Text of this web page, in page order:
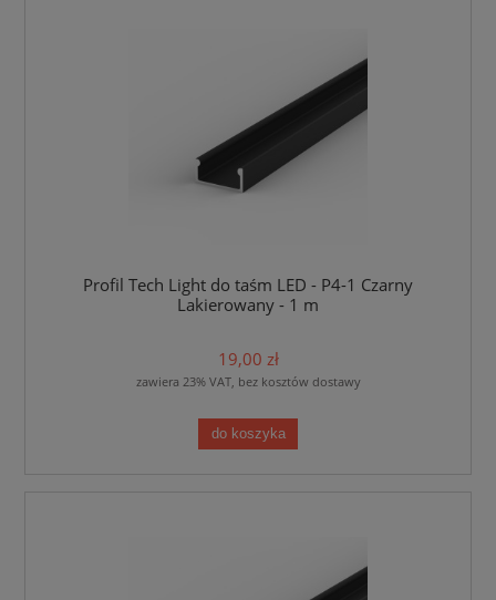
Profil Tech Light do taśm LED - P4-1 Czarny
Lakierowany - 1 m
19,00 zł
zawiera 23% VAT, bez kosztów dostawy
do koszyka